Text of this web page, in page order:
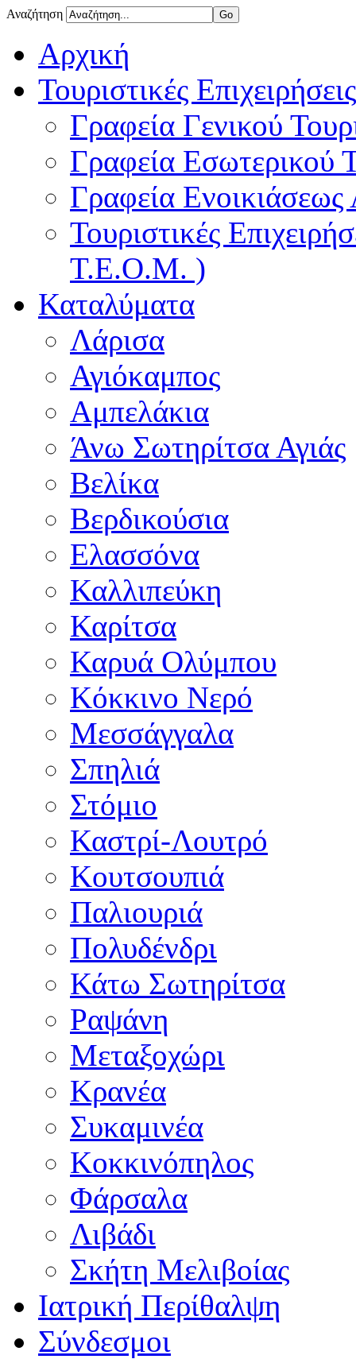
Αναζήτηση
Αρχική
Τουριστικές Επιχειρήσεις
Γραφεία Γενικού
Γραφεία Εσωτερικού
Γραφεία
Τουριστικές
Τ.Ε.Ο.Μ. )
Καταλύματα
Λάρισα
Αγιόκαμπος
Αμπελάκια
Άνω Σωτηρίτσα Αγιάς
Βελίκα
Βερδικούσια
Ελασσόνα
Καλλιπεύκη
Καρίτσα
Καρυά Ολύμπου
Κόκκινο Νερό
Μεσσάγγαλα
Σπηλιά
Στόμιο
Καστρί-Λουτρό
Κουτσουπιά
Παλιουριά
Πολυδένδρι
Κάτω Σωτηρίτσα
Ραψάνη
Μεταξοχώρι
Κρανέα
Συκαμινέα
Κοκκινόπηλος
Φάρσαλα
Λιβάδι
Σκήτη Μελιβοίας
Ιατρική Περίθαλψη
Σύνδεσμοι